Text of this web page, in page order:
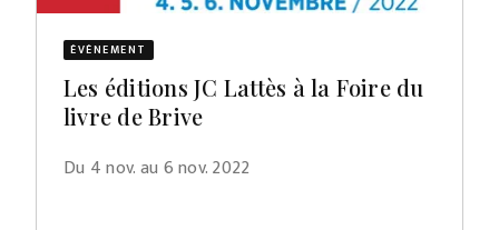
ÉVÈNEMENT
Les éditions JC Lattès à la Foire du
livre de Brive
Du 4 nov. au 6 nov. 2022